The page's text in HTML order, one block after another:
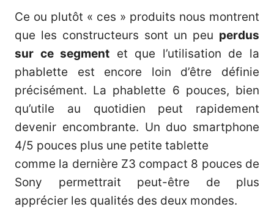
Ce ou plutôt « ces » produits nous montrent
que les constructeurs sont un peu perdus
sur ce segment et que l’utilisation de la
phablette est encore loin d’être définie
précisément. La phablette 6 pouces, bien
qu’utile au quotidien peut rapidement
devenir encombrante. Un duo smartphone
4/5 pouces plus une petite tablette
comme la dernière Z3 compact 8 pouces de
Sony permettrait peut-être de plus
apprécier les qualités des deux mondes.